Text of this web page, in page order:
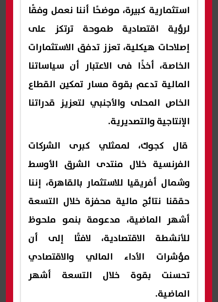
استثمارية كبيرة، موضحًا أننا نعمل وفقًا
لرؤية اقتصادية طموحة ترتكز على
إصلاحات هيكلية، تعزز تدفق الاستثمارات
الخاصة، أخذًا فى الاعتبار أن سياساتنا
المالية تدعم بقوة مسار تمكين القطاع
الخاص المحلى والأجنبي لتعزيز قدراتنا
الإنتاجية والتصديرية.
قال كجوك، لممثلي كبرى الشركات
الفرنسية خلال منتدى الشرق الأوسط
وشمال أفريقيا للاستثمار بالقاهرة، إننا
حققنا نتائج مالية محفزة خلال التسعة
أشهر الماضية، مدعومة بنمو ملحوظ
للأنشطة الاقتصادية، لافتًا إلى أن
مؤشرات الأداء المالي والاقتصادي
تحسنت بقوة خلال التسعة أشهر
الماضية.